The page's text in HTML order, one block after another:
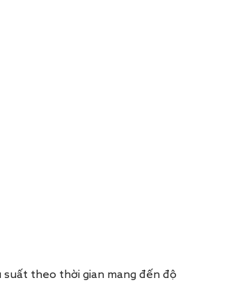
suất theo thời gian mang đến độ